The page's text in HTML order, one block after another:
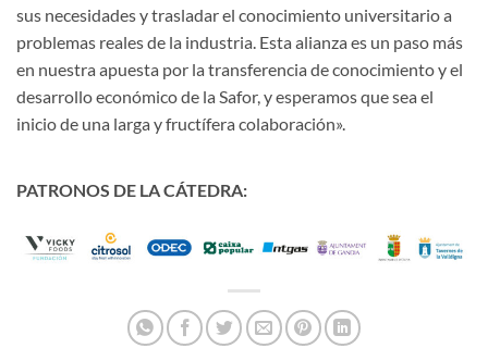
sus necesidades y trasladar el conocimiento universitario a
problemas reales de la industria. Esta alianza es un paso más
en nuestra apuesta por la transferencia de conocimiento y el
desarrollo económico de la Safor, y esperamos que sea el
inicio de una larga y fructífera colaboración».
PATRONOS DE LA CÁTEDRA: